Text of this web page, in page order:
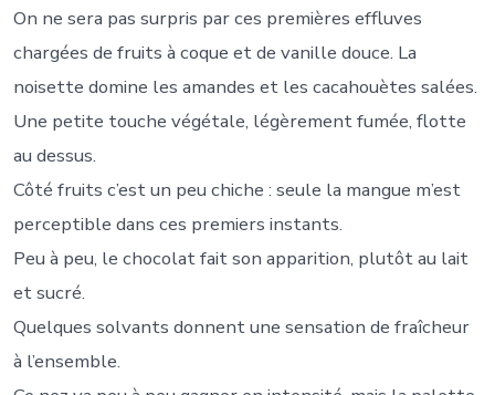
On ne sera pas surpris par ces premières effluves
chargées de fruits à coque et de vanille douce. La
noisette domine les amandes et les cacahouètes salées.
Une petite touche végétale, légèrement fumée, flotte
au dessus.
Côté fruits c’est un peu chiche : seule la mangue m’est
perceptible dans ces premiers instants.
Peu à peu, le chocolat fait son apparition, plutôt au lait
et sucré.
Quelques solvants donnent une sensation de fraîcheur
à l’ensemble.